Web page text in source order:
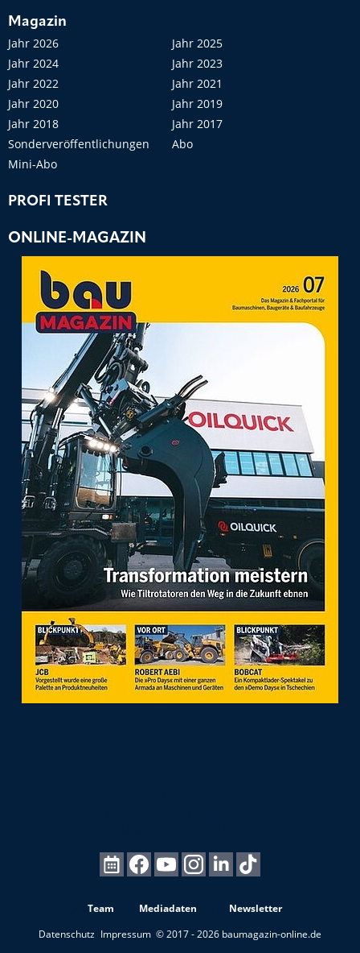
Magazin
Jahr 2026
Jahr 2025
Jahr 2024
Jahr 2023
Jahr 2022
Jahr 2021
Jahr 2020
Jahr 2019
Jahr 2018
Jahr 2017
Sonderveröffentlichungen
Abo
Mini-Abo
PROFI TESTER
ONLINE-MAGAZIN
Team Mediadaten
Newsletter
Datenschutz Impressum © 2017 - 2026 baumagazin-online.de